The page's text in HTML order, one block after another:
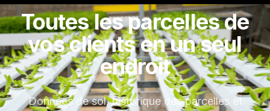
Toutes les parcelles de
vos clients en un seul
endroit
Données de sol, historique des parcelles et